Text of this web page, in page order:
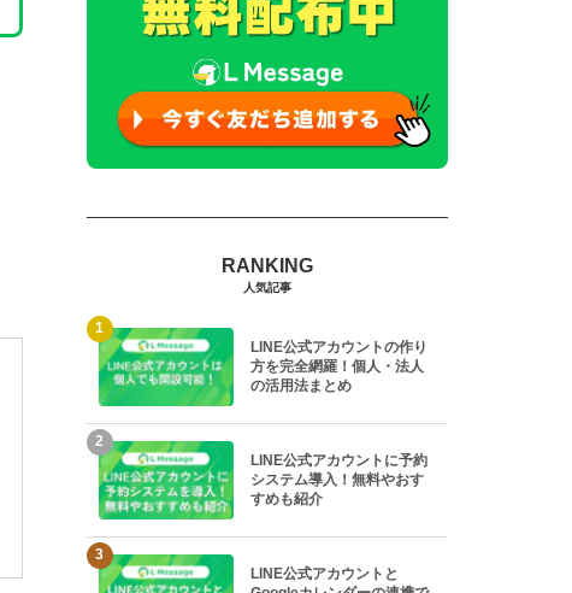
人気記事
1
LINE公式アカウントの作り
方を完全網羅！個人・法人
の活用法まとめ
2
LINE公式アカウントに予約
システム導入！無料やおす
すめも紹介
3
LINE公式アカウントと